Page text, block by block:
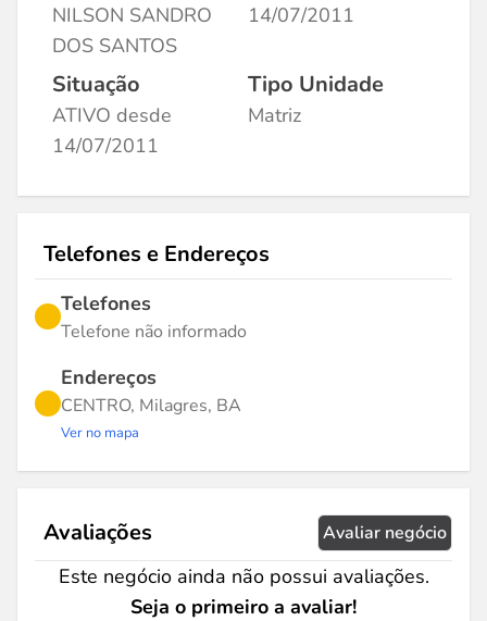
NILSON SANDRO
DOS SANTOS
14/07/2011
Situação
ATIVO desde
14/07/2011
Tipo Unidade
Matriz
Telefones e Endereços
Telefones
Telefone não informado
Endereços
CENTRO, Milagres, BA
Ver no mapa
Avaliações Avaliar negócio
Este negócio ainda não possui avaliações.
Seja o primeiro a avaliar!